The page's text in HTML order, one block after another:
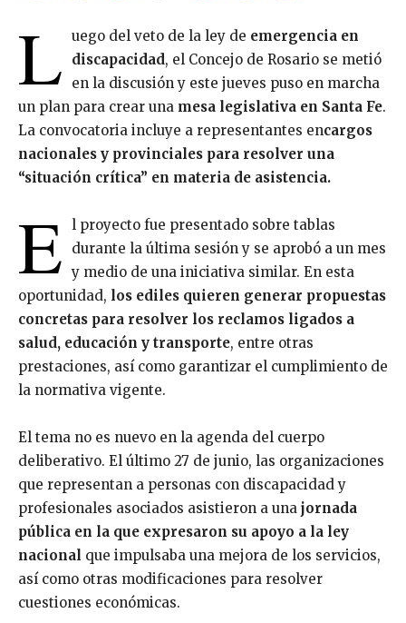
L uego del veto de la ley de emergencia en
discapacidad, el Concejo de Rosario se metió
en la discusión y este jueves puso en marcha
un plan para crear una mesa legislativa en Santa Fe.
La convocatoria incluye a representantes encargos
nacionales y provinciales para resolver una
“situación crítica” en materia de asistencia.
E l proyecto fue presentado sobre tablas
durante la última sesión y se aprobó a un mes
y medio de una iniciativa similar. En esta
oportunidad, los ediles quieren generar propuestas
concretas para resolver los reclamos ligados a
salud, educación y transporte, entre otras
prestaciones, así como garantizar el cumplimiento de
la normativa vigente.
El tema no es nuevo en la agenda del cuerpo
deliberativo. El último 27 de junio, las organizaciones
que representan a personas con discapacidad y
profesionales asociados asistieron a una jornada
pública en la que expresaron su apoyo a la ley
nacional que impulsaba una mejora de los servicios,
así como otras modificaciones para resolver
cuestiones económicas.